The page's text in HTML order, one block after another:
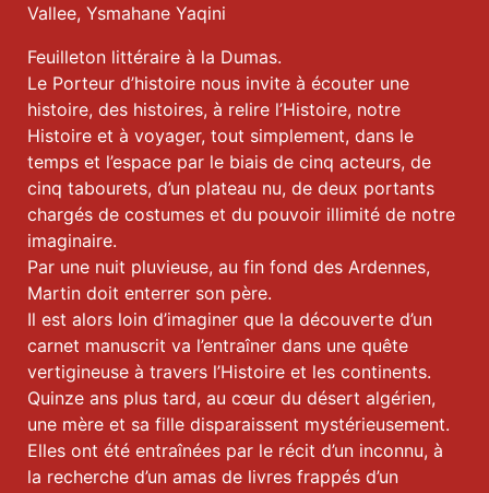
Vallee, Ysmahane Yaqini
Feuilleton littéraire à la Dumas.
Le Porteur d’histoire nous invite à écouter une
histoire, des histoires, à relire l’Histoire, notre
Histoire et à voyager, tout simplement, dans le
temps et l’espace par le biais de cinq acteurs, de
cinq tabourets, d’un plateau nu, de deux portants
chargés de costumes et du pouvoir illimité de notre
imaginaire.
Par une nuit pluvieuse, au fin fond des Ardennes,
Martin doit enterrer son père.
Il est alors loin d’imaginer que la découverte d’un
carnet manuscrit va l’entraîner dans une quête
vertigineuse à travers l’Histoire et les continents.
Quinze ans plus tard, au cœur du désert algérien,
une mère et sa fille disparaissent mystérieusement.
Elles ont été entraînées par le récit d’un inconnu, à
la recherche d’un amas de livres frappés d’un